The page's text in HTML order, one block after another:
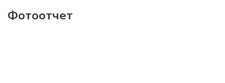
Фотоотчет